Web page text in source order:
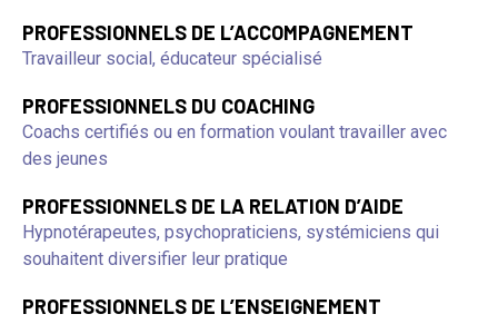
PROFESSIONNELS DE L’ACCOMPAGNEMENT
Travailleur social, éducateur spécialisé
PROFESSIONNELS DU COACHING
Coachs certifiés ou en formation voulant travailler avec
des jeunes
PROFESSIONNELS DE LA RELATION D’AIDE
Hypnotérapeutes, psychopraticiens, systémiciens qui
souhaitent diversifier leur pratique
PROFESSIONNELS DE L’ENSEIGNEMENT